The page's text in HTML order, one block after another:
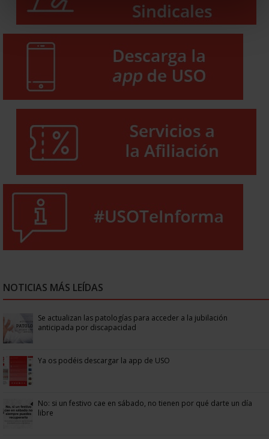
NOTICIAS MÁS LEÍDAS
Se actualizan las patologías para acceder a la jubilación
anticipada por discapacidad
Ya os podéis descargar la app de USO
No: si un festivo cae en sábado, no tienen por qué darte un día
libre